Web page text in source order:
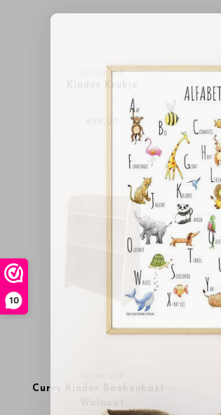
10
Curve Lab
Curvy Kinder Boekenkast -
Walnoot